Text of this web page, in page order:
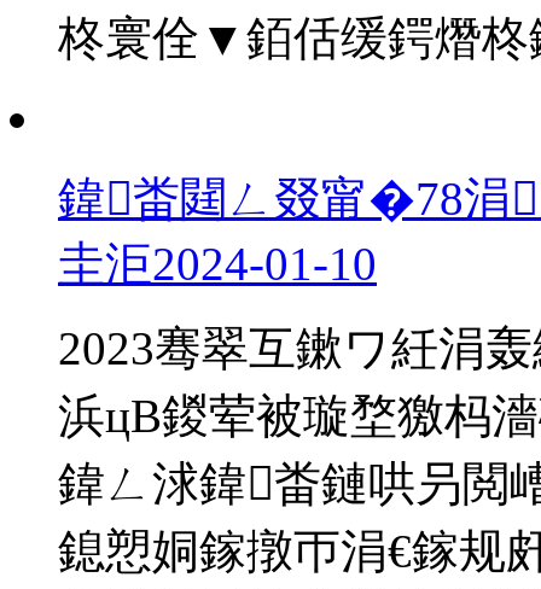
柊寰佺▼銆佸缓鍔熸柊
鍏畨閮ㄥ叕甯�78涓
圭洰2024-01-10
2023骞翠互鏉ワ紝涓
浜цВ鍐荤被璇堥獥杩
鍏ㄥ浗鍏畨鏈哄叧閲
鎴愬姛鎵撴帀涓€鎵规